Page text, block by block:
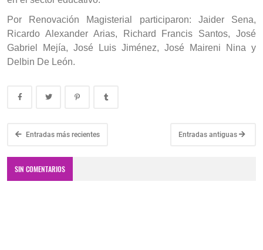
Por Renovación Magisterial participaron: Jaider Sena,
Ricardo Alexander Arias, Richard Francis Santos, José
Gabriel Mejía, José Luis Jiménez, José Maireni Nina y
Delbin De León.
Entradas más recientes Entradas antiguas
SIN COMENTARIOS